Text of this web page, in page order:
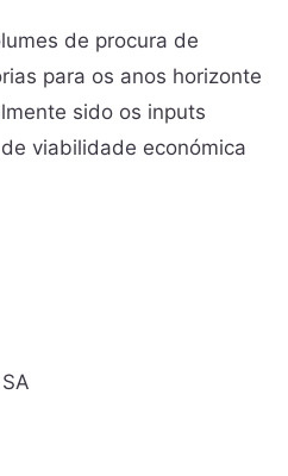
de procura de
para os anos horizonte
sido os inputs
viabilidade económica